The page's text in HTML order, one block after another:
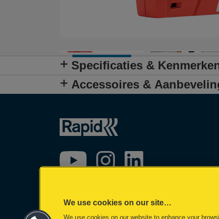
Specificaties &
Accessoires &
We use cookies on our site…
We use cookies on our website to enhance your